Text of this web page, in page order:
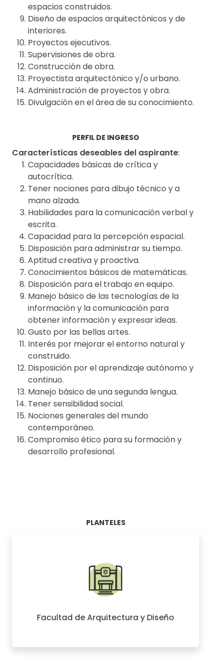
espacios construidos.
Diseño de espacios arquitectónicos y de
interiores.
Proyectos ejecutivos.
Supervisiones de obra.
Construcción de obra.
Proyectista arquitectónico y/o urbano.
Administración de proyectos y obra.
Divulgación en el área de su conocimiento.
PERFIL DE INGRESO
Características deseables del aspirante:
Capacidades básicas de crítica y
autocrítica.
Tener nociones para dibujo técnico y a
mano alzada.
Habilidades para la comunicación verbal y
escrita.
Capacidad para la percepción espacial.
Disposición para administrar su tiempo.
Aptitud creativa y proactiva.
Conocimientos básicos de matemáticas.
Disposición para el trabajo en equipo.
Manejo básico de las tecnologías de la
información y la comunicación para
obtener información y expresar ideas.
Gusto por las bellas artes.
Interés por mejorar el entorno natural y
construido.
Disposición por el aprendizaje autónomo y
continuo.
Manejo básico de una segunda lengua.
Tener sensibilidad social.
Nociones generales del mundo
contemporáneo.
Compromiso ético para su formación y
desarrollo profesional.
PLANTELES
Facultad de Arquitectura y Diseño